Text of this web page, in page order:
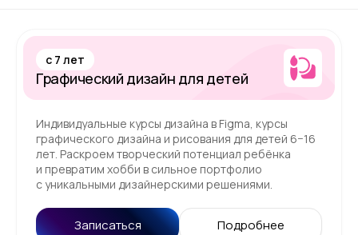
c 7 лет
Графический дизайн для детей
Индивидуальные курсы дизайна в Figma, курсы
графического дизайна и рисования для детей 6−16
лет. Раскроем творческий потенциал ребёнка
и превратим хобби в сильное портфолио
с уникальными дизайнерскими решениями.
Записаться Подробнее